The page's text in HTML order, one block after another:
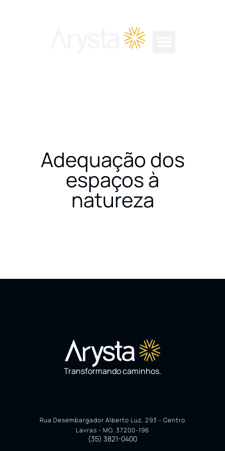
Adequação dos
espaços à
natureza
Transformando caminhos.
Rua Desembargador Alberto Luz, 293 - Centro
Lavras - MG. 37200-196
(35) 3821-0400